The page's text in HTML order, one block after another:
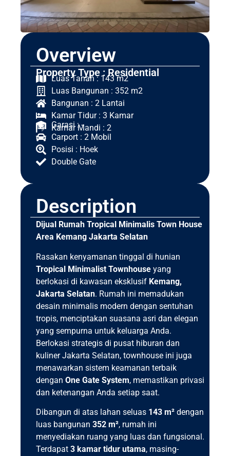
Overview
Property Type : Residential
Luas Tanah : 143 m2
Luas Bangunan : 352 m2
Bangunan : 2 Lantai
Kamar Tidur : 3 Kamar
Kamar Mandi : 2
Garasi : -
Carport : 2 Mobil
Posisi : Hoek
Double Gate
Description
Dijual Rumah Tropical Minimalis Town House
Area Kemang Jakarta Selatan
Rasakan kenyamanan tinggal di hunian
Tropical Minimalist Townhouse yang
berlokasi di kawasan eksklusif Kemang,
Jakarta Selatan. Rumah ini memadukan
desain minimalis modern dengan sentuhan
tropis, menciptakan suasana asri dan elegan
yang sempurna untuk keluarga Anda.
Berlokasi strategis di pusat hiburan dan
kuliner Jakarta Selatan, townhouse ini juga
menawarkan sistem keamanan terbaik
dengan One Gate System, memastikan privasi
dan ketenangan Anda setiap saat.
Dibangun di atas lahan seluas 143 m² dengan
luas bangunan 352 m², rumah ini
menyediakan ruang yang luas dan fungsional.
Terdapat 3 kamar tidur utama, masing-